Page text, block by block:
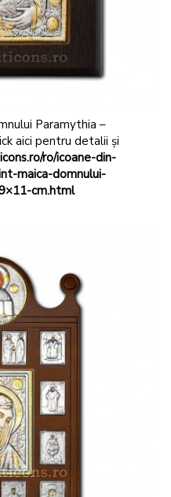
Paramythia –
aici pentru detalii și
ro/icoane-din-
maica-domnului-
cm.html